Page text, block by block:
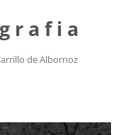
r a f i a
de Albornoz